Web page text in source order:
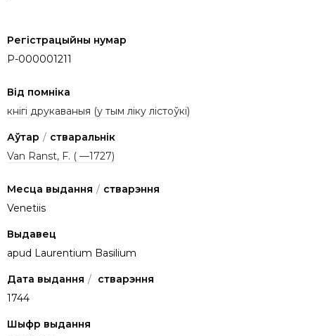
Регістрацыйны нумар
P-000001211
Від помніка
кнігі друкаваныя (у тым ліку лістоўкі)
Аўтар / стваральнік
Van Ranst, F. ( —1727)
Месца выдання / стварэння
Venetiis
Выдавец
apud Laurentium Basilium
Дата выдання / стварэння
1744
Шыфр выдання